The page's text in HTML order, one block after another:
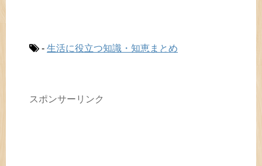
- 生活に役立つ知識・知恵まとめ
スポンサーリンク